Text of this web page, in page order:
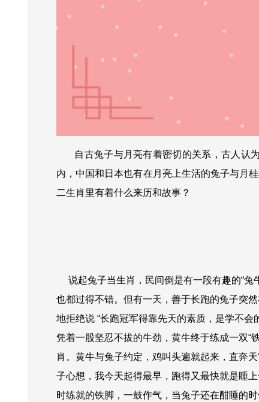
自古兔子与月亮有着密切的关系，古人认为
内，中国和日本也有在月亮上生活的兔子与月
二生肖里有着什么来历和故事？
说起兔子当生肖，民间倒是有一段有趣的“兔
也都过得不错。但有一天，善于长跑的兔子突
地拒绝说 “长跑冠军得靠先天的素质，是学不
凭着一股坚忍不拔的牛劲，黄牛终于练成一双“
肖。黄牛与兔子约定，鸡叫头遍就起来，直奔天
子心想，我今天起得最早，跑得又最快就是睡
时练就的铁脚，一鼓作气，当兔子还在酣睡的时